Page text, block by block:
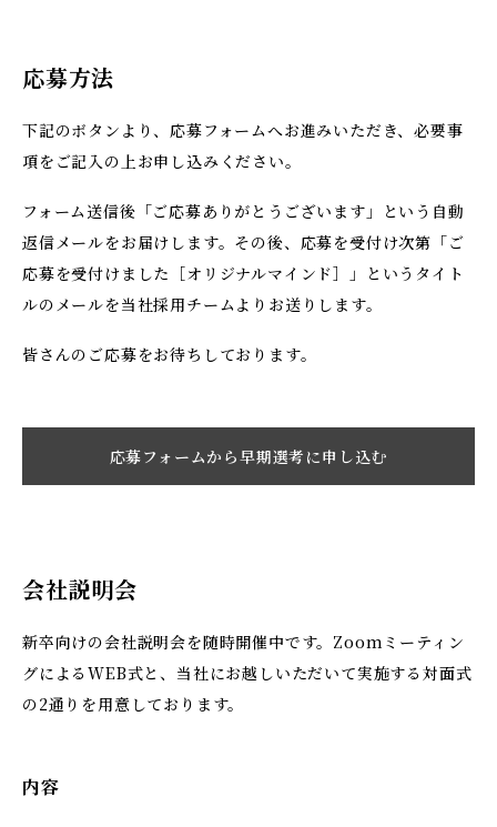
応募方法
下記のボタンより、応募フォームへお進みいただき、必要事
項をご記入の上お申し込みください。
フォーム送信後「ご応募ありがとうございます」という自動
返信メールをお届けします。その後、応募を受付け次第「ご
応募を受付けました［オリジナルマインド］」というタイト
ルのメールを当社採用チームよりお送りします。
皆さんのご応募をお待ちしております。
応募フォームから早期選考に申し込む
会社説明会
新卒向けの会社説明会を随時開催中です。Zoomミーティン
グによるWEB式と、当社にお越しいただいて実施する対面式
の2通りを用意しております。
内容